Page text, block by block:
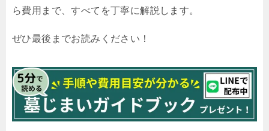
ら費用まで、すべてを丁寧に解説します。
ぜひ最後までお読みください！